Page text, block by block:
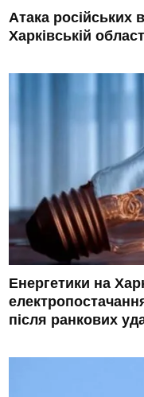
Атака російських
Харківській
Енергетики на
після ранкових